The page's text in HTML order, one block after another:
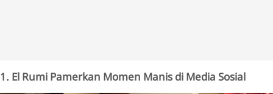
1. El Rumi Pamerkan Momen Manis di Media Sosial